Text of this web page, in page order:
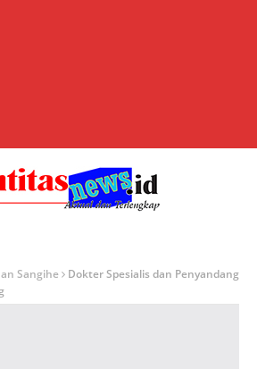
Sangihe
Dokter Spesialis dan Penyandang